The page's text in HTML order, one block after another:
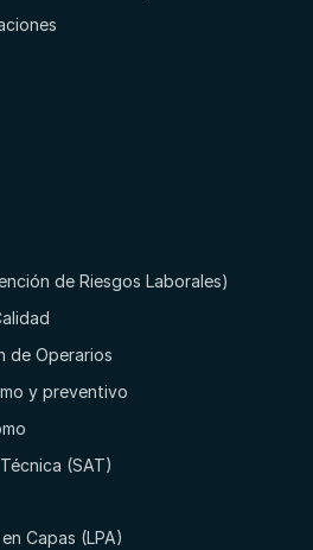
de Riesgos Laborales)
de Operarios
y preventivo
(SAT)
Capas (LPA)